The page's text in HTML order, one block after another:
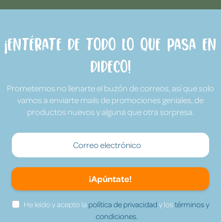
¡Entérate de todo lo que pasa en
Dideco!
Prometemos no llenarte el buzón de correos, así que solo
vamos a enviarte mails de promociones geniales, de
productos nuevos y alguna que otra sorpresa.
¡Apúntate!
He leído y acepto la política de privacidad y lostérminos y
condiciones.